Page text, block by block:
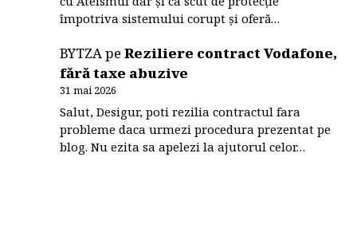
împotriva sistemului corupt și oferă…
BYTZApeReziliere contract Vodafone,
fără taxe abuzive
31 mai 2026
Salut, Desigur, poti rezilia contractul fara
probleme daca urmezi procedura prezentat pe
blog. Nu ezita sa apelezi la ajutorul celor…